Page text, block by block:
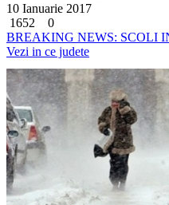
10 Ianuarie 2017
1652
0
BREAKING NEWS: SCOLI
Vezi in ce judete